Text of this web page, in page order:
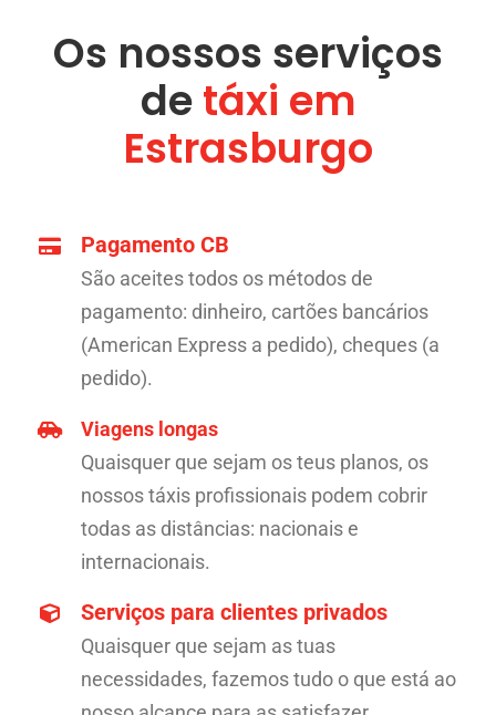
Os nossos serviços
detáxi em
Estrasburgo
Pagamento CB
São aceites todos os métodos de
pagamento: dinheiro, cartões bancários
(American Express a pedido), cheques (a
pedido).
Viagens longas
Quaisquer que sejam os teus planos, os
nossos táxis profissionais podem cobrir
todas as distâncias: nacionais e
internacionais.
Serviços para clientes privados
Quaisquer que sejam as tuas
necessidades, fazemos tudo o que está ao